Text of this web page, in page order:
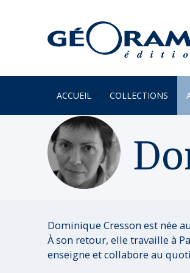
ACCUEIL COLLECTIONS
À PARAÎTRE
PAR MONTS & PAR
BEAUX LIVRES
MONDE
POÉSIE
Dominique Cresson est née
À son retour, elle travaille à
enseigne et collabore au